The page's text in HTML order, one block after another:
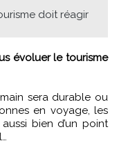
doit réagir
sera durable ou
en voyage, les
bien d’un point